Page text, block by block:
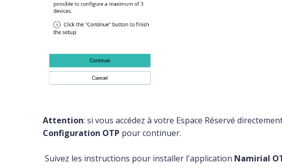
Attention: si vous accédez à votre Espace Réservé
Configuration OTP pour continuer.
Suivez les instructions pour installer l'application Namirial